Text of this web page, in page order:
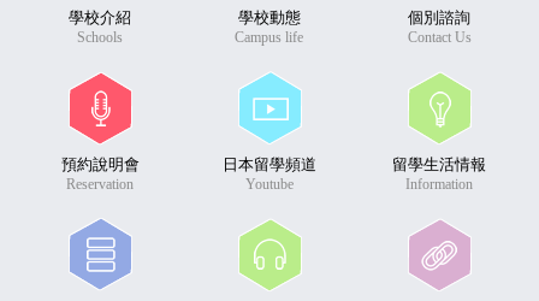
學校介紹
Schools
學校動態
Campus life
個別諮詢
Contact Us
預約說明會
Reservation
日本留學頻道
Youtube
留學生活情報
Information